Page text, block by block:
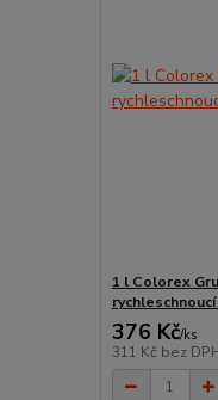
1 l Colorex
376 Kč/ks
311 Kč bez